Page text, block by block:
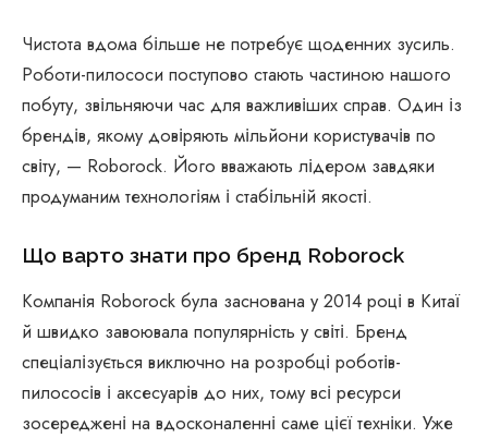
Чистота вдома більше не потребує щоденних зусиль.
Роботи-пилососи поступово стають частиною нашого
побуту, звільняючи час для важливіших справ. Один із
брендів, якому довіряють мільйони користувачів по
світу, — Roborock. Його вважають лідером завдяки
продуманим технологіям і стабільній якості.
Що варто знати про бренд Roborock
Компанія Roborock була заснована у 2014 році в Китаї
й швидко завоювала популярність у світі. Бренд
спеціалізується виключно на розробці роботів-
пилососів і аксесуарів до них, тому всі ресурси
зосереджені на вдосконаленні саме цієї техніки. Уже